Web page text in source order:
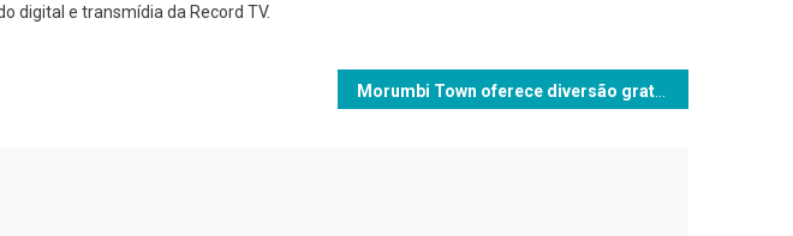
digital e transmídia da Record TV.
Morumbi Town oferece diversão gratuita aos pets